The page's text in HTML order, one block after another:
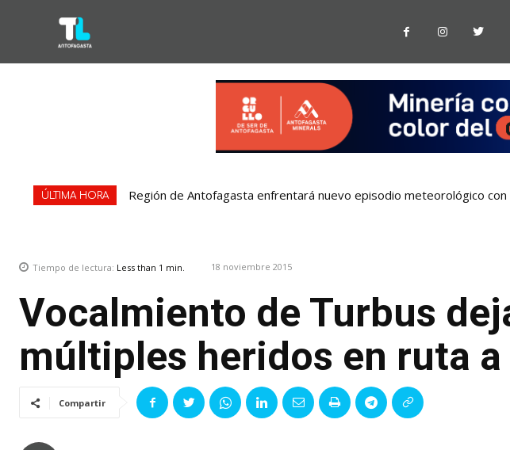
ÚLTIMA HORA Región de Antofagasta enfrentará nuevo episodio meteorológico
Tiempo de lectura: Less than 1 min. 18 noviembre 2015
Vocalmiento de Turbus
múltiples heridos en ruta a
Compartir